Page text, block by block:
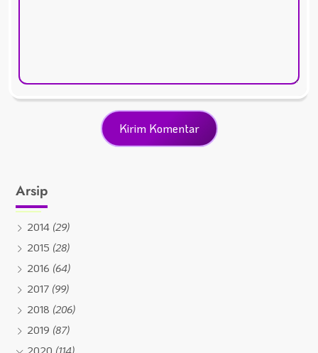
Arsip
2014 (29)
2015 (28)
2016 (64)
2017 (99)
2018 (206)
2019 (87)
2020 (114)